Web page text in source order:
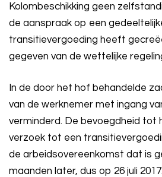
Kolombeschikking geen
de aanspraak op een
transitievergoeding heeft
gegeven van de wettelijke
In de door het hof behandelde
van de werknemer met ingang
verminderd. De bevoegdheid tot
verzoek tot een
de arbeidsovereenkomst dat is
maanden later, dus op 26 juli